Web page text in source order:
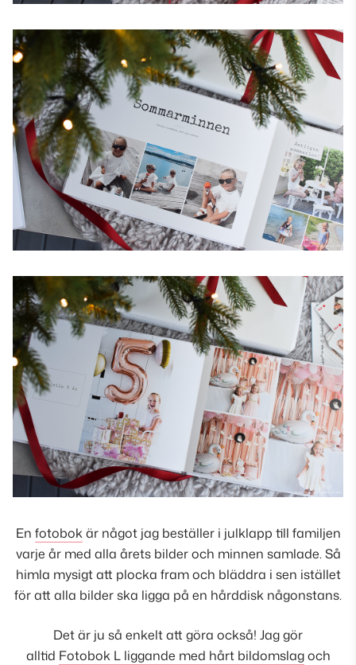
En fotobokär något jag beställer i julklapp till familjen
varje år med alla årets bilder och minnen samlade. Så
himla mysigt att plocka fram och bläddra i sen istället
för att alla bilder ska ligga på en hårddisk någonstans.
Det är ju så enkelt att göra också! Jag gör
alltid Fotobok L liggande med hårt bildomslagoch